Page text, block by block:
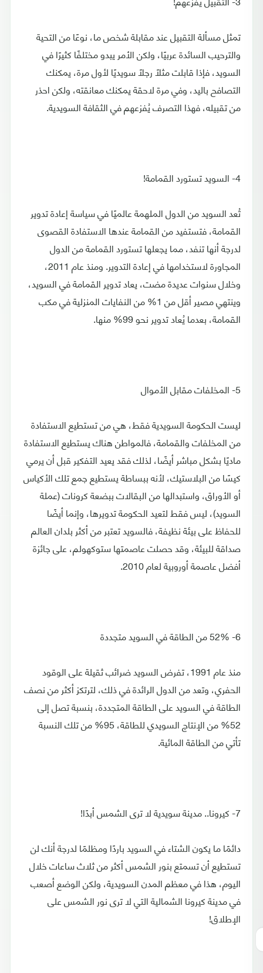
تمثل مسألة التقبيل عند مقابلة شخص ما، نوعًا من التحية
والترحيب السائدة عربيًا، ولكن الأمر يبدو مختلفًا كثيرًا في
السويد، فإذا قابلت مثلًا رجلاً سويديًا لأول مرة، يمكنك
التصافح باليد، وفي مرة لاحقة يمكنك معانقته، ولكن احذر
من تقبيله، فهذا التصرف يُفزعهم في الثقافة السويدية.
4- السويد تستورد القمامة!
تُعد السويد من الدول الملهمة عالميًا في سياسة إعادة تدوير
القمامة، فتستفيد من القمامة عندها الاستفادة القصوى
لدرجة أنها تنفد، مما يجعلها تستورد القمامة من الدول
المجاورة لاستخدامها في إعادة التدوير. ومنذ عام 2011،
وخلال سنوات عديدة مضت، يعاد تدوير القمامة في السويد،
وينتهي مصير أقل من 1% من النفايات المنزلية في مكب
القمامة، بعدما يُعاد تدوير نحو 99% منها.
5- المخلفات مقابل الأموال
ليست الحكومة السويدية فقط، هي من تستطيع الاستفادة
من المخلفات والقمامة، فالمواطن هناك يستطيع الاستفادة
ماديًا بشكل مباشر أيضًا، لذلك فقد يعيد التفكير قبل أن يرمي
كيسًا من البلاستيك، لأنه ببساطة يستطيع جمع تلك الأكياس
أو الأوراق، واستبدالها من البقالات ببضعة كرونات (عملة
السويد)، ليس فقط لتعيد الحكومة تدويرها، وإنما أيضًا
للحفاظ على بيئة نظيفة، فالسويد تعتبر من أكثر بلدان العالم
صداقة للبيئة، وقد حصلت عاصمتها ستوكهولم، على جائزة
أفضل عاصمة أوروبية لعام 2010.
6- 52% من الطاقة في السويد متجددة
منذ عام 1991، تفرض السويد ضرائب ثقيلة على الوقود
الحفري، وتعد من الدول الرائدة في ذلك، لترتكز أكثر من نصف
الطاقة في السويد على الطاقة المتجددة، بنسبة تصل إلى
52% من الإنتاج السويدي للطاقة، 95% من تلك النسبة
تأتي من الطاقة المائية.
7- كيرونا.. مدينة سويدية لا ترى الشمس أبدًا!
دائمًا ما يكون الشتاء في السويد باردًا ومظلمًا لدرجة أنك لن
تستطيع أن تسمتع بنور الشمس أكثر من ثلاث ساعات خلال
اليوم، هذا في معظم المدن السويدية، ولكن الوضع أصعب
في مدينة كيرونا الشمالية التي لا ترى نور الشمس على
الإطلاق!